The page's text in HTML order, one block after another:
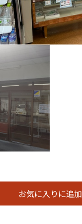
お気に入りに追加